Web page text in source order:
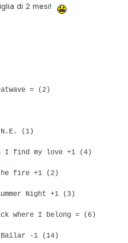
di 2 mesi!
= (2)
N.E. (1)
I find my love +1 (4)
fire +1 (2)
Night +1 (3)
where I belong = (6)
– Bailar -1 (14)